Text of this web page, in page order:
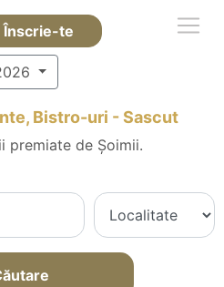
Înscrie-te
Bistro-uri - Sascut
premiate de Șoimii.